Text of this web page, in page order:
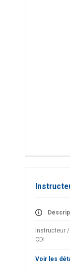
Instructeur
CDI
Voir les